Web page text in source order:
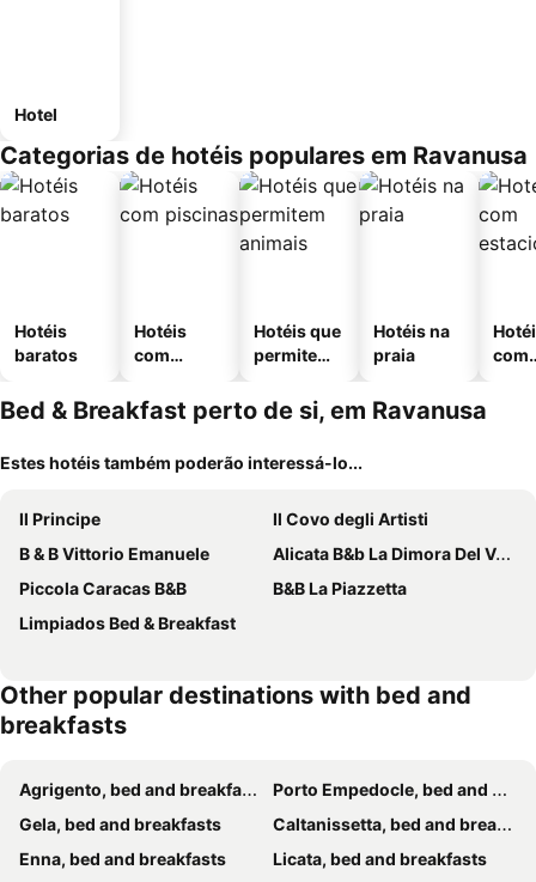
Hotel
Categorias de hotéis populares em Ravanusa
Hotéis
baratos
Hotéis
com
Hotéis que
permitem
Hotéis na
praia
com
Bed & Breakfast perto de si, em Ravanusa
Estes hotéis também poderão interessá-lo...
Il Principe
Il Covo degli Artisti
B & B Vittorio Emanuele
Alicata B&b La Dimora Del Vento
Piccola Caracas B&B
B&B La Piazzetta
Limpiados Bed & Breakfast
Other popular destinations with bed and
breakfasts
Agrigento, bed and breakfasts
Porto Empedocle, bed and breakfasts
Gela, bed and breakfasts
Caltanissetta, bed and breakfasts
Enna, bed and breakfasts
Licata, bed and breakfasts